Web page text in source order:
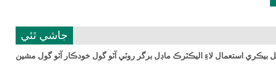
جاشي ٿئي
استعمال لاءِ اليڪٽرڪ ماڊل برگر روٽي آٽو گول خودڪار آٽو گول مشين